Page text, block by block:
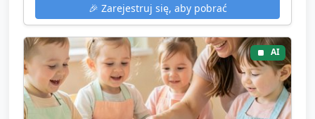
🎉 Zarejestruj się, aby pobrać
AI